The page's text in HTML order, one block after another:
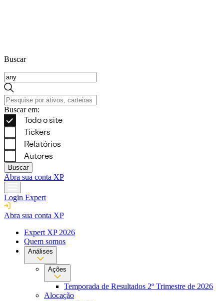
Buscar
Buscar em:
Buscar
Abra sua conta XP
Login Expert
Abra sua conta XP
Expert XP 2026
Quem somos
Análises
Ações
Temporada de Resultados 2º Trimestre de 2026
Alocação